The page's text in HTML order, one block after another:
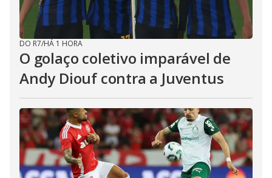
DO R7/HÁ 1 HORA
O golaço coletivo imparável de
Andy Diouf contra a Juventus